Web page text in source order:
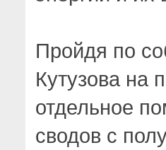
Пройдя по
Кутузова на
отдельное
сводов с